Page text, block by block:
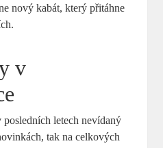
nový ⁣kabát, který přitáhne
v
⁣letech nevídaný
tak⁣ na celkových